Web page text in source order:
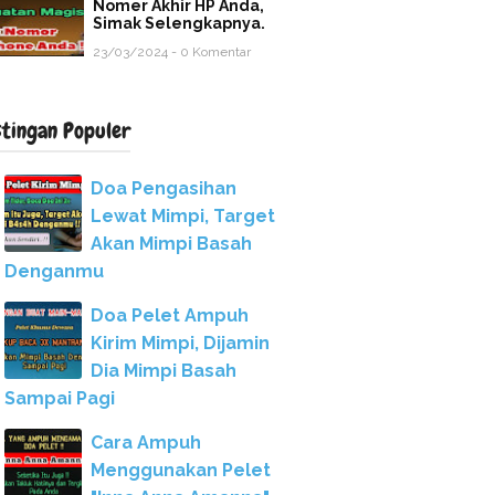
Nomer Akhir HP Anda,
Simak Selengkapnya.
23/03/2024 - 0 Komentar
Populer
Doa Pengasihan
Lewat Mimpi, Target
Akan Mimpi Basah
Denganmu
Doa Pelet Ampuh
Kirim Mimpi, Dijamin
Dia Mimpi Basah
Sampai Pagi
Cara Ampuh
Menggunakan Pelet